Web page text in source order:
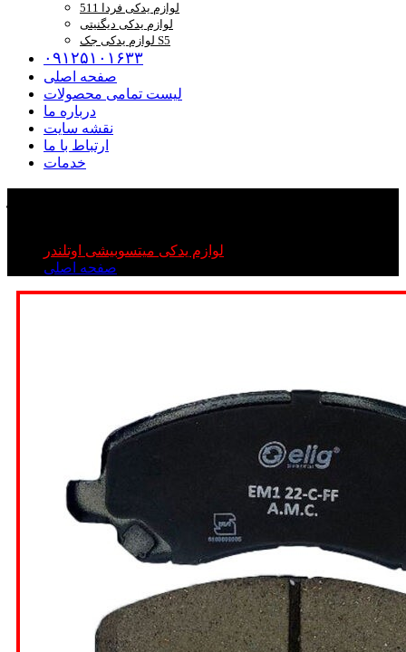
لوازم یدکی فردا 511
لوازم یدکی دیگنیتی
لوازم یدکی جک S5
۰۹۱۲۵۱۰۱۶۳۳
صفحه اصلی
لیست تمامی محصولات
درباره ما
نقشه سایت
ارتباط با ما
خدمات
لوازم یدکی میتسوبیشی اوتلندر
صفحه اصلی